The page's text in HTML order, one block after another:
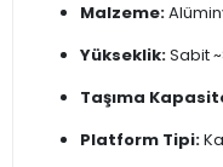
Malzeme:
Yükseklik:Sabit
Taşıma
Platform Tipi: